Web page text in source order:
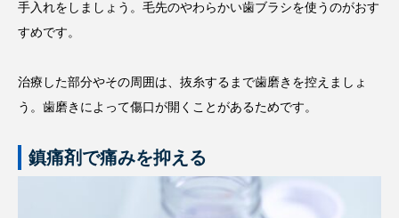
手入れをしましょう。毛先のやわらかい歯ブラシを使うのがおす
すめです。
治療した部分やその周囲は、抜糸するまで歯磨きを控えましょ
う。歯磨きによって傷口が開くことがあるためです。
鎮痛剤で痛みを抑える